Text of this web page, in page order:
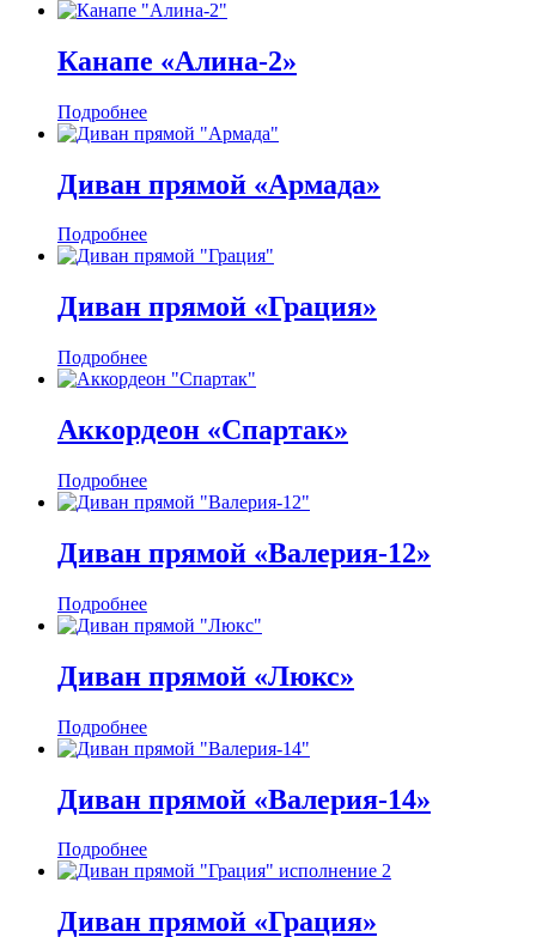
Канапе «Алина-2»
Подробнее
Диван прямой «Армада»
Подробнее
Диван прямой «Грация»
Подробнее
Аккордеон «Спартак»
Подробнее
Диван прямой «Валерия-12»
Подробнее
Диван прямой «Люкс»
Подробнее
Диван прямой «Валерия-14»
Подробнее
Диван прямой «Грация»